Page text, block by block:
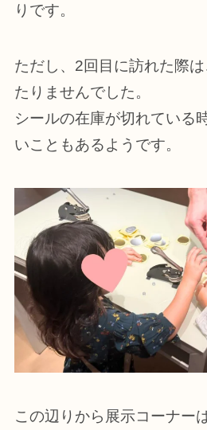
りです。
ただし、2回目に訪れた際
たりませんでした。
シールの在庫が切れている
いこともあるようです。
この辺りから展示コーナー